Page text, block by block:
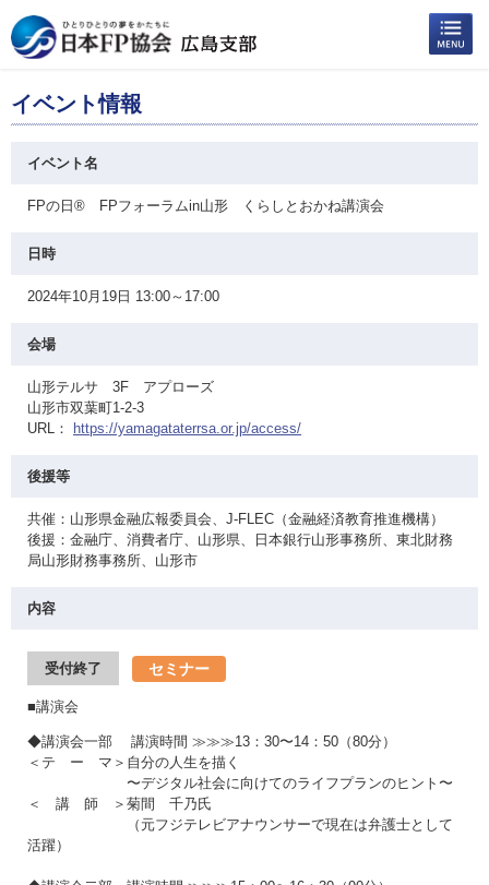
イベント情報
イベント名
FPの日® FPフォーラムin山形 くらしとおかね講演会
日時
2024年10月19日 13:00～17:00
会場
山形テルサ 3F アプローズ
山形市双葉町1-2-3
URL：
https://yamagataterrsa.or.jp/access/
後援等
共催：山形県金融広報委員会、J-FLEC（金融経済教育推進機構）
後援：金融庁、消費者庁、山形県、日本銀行山形事務所、東北財務
局山形財務事務所、山形市
内容
受付終了 セミナー
■講演会
◆講演会一部 講演時間 ≫≫≫13：30〜14：50（80分）
＜テ ー マ＞自分の人生を描く
〜デジタル社会に向けてのライフプランのヒント〜
＜ 講 師 ＞菊間 千乃氏
（元フジテレビアナウンサーで現在は弁護士として
活躍）